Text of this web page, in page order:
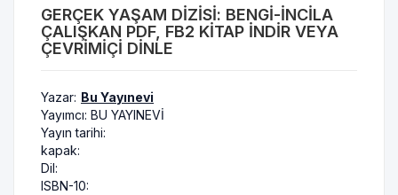
GERÇEK YAŞAM DIZISI: BENGI-İNCILA
ÇALIŞKAN PDF, FB2 KITAP INDIR VEYA
ÇEVRIMIÇI DINLE
Yazar: Bu Yayınevi
Yayımcı: BU YAYINEVİ
Yayın tarihi:
kapak:
Dil:
ISBN-10: